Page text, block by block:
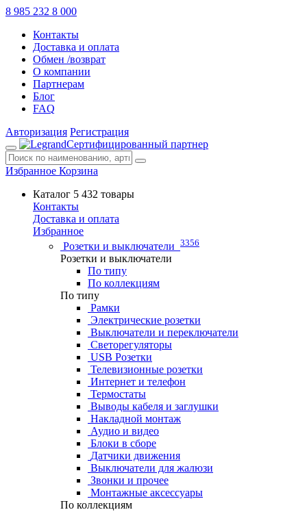
8 985 232 8 000
Контакты
Доставка и оплата
Обмен /возврат
О компании
Партнерам
Блог
FAQ
Авторизация Регистрация
Сертифицированный партнер
Избранное Корзина
Каталог 5 432 товары
Контакты
Доставка и оплата
Избранное
Розетки и выключатели 3356
Розетки и выключатели
По типу
По коллекциям
По типу
Рамки
Электрические розетки
Выключатели и переключатели
Светорегуляторы
USB Розетки
Телевизионные розетки
Интернет и телефон
Термостаты
Выводы кабеля и заглушки
Накладной монтаж
Аудио и видео
Блоки в сборе
Датчики движения
Выключатели для жалюзи
Звонки и прочее
Монтажные аксессуары
По коллекциям